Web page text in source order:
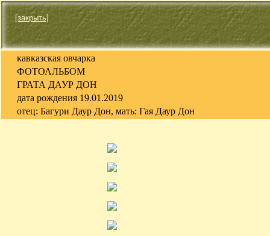
[закрыть]
кавказская овчарка
ФОТОАЛЬБОМ
ГРАТА ДАУР ДОН
дата рождения 19.01.2019
отец: Багури Даур Дон, мать: Гая Даур Дон